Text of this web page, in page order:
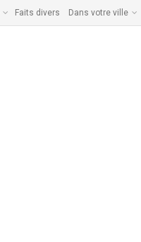
Faits divers Dans votre ville